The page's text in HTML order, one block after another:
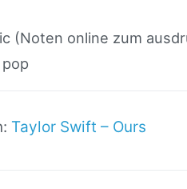
(Noten online zum
Taylor Swift – Ours